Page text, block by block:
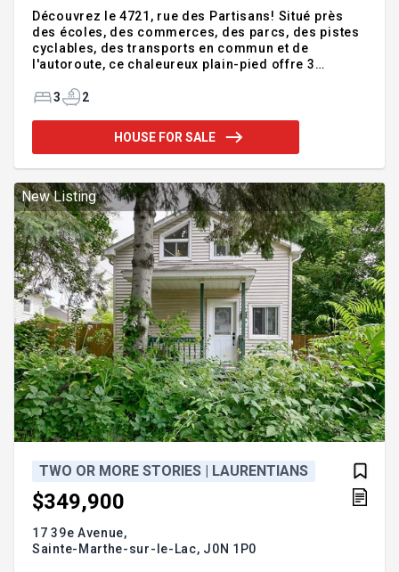
Découvrez le 4721, rue des Partisans! Situé près
des écoles, des commerces, des parcs, des pistes
cyclables, des transports en commun et de
l'autoroute, ce chaleureux plain-pied offre 3
comprend une aire de vie conviviale avec cuisine,
sol aménagé ajoute une vaste salle familiale, une
chambre, un atelier et beaucoup de rangement. À
Addendum:Nous vous accueillons au 4721 rue des
Partisans! Situé da
3 2
HOUSE FOR SALE
New Listing
TWO OR MORE STORIES | LAURENTIANS
$349,900
17 39e Avenue,
Sainte-Marthe-sur-le-Lac, J0N 1P0